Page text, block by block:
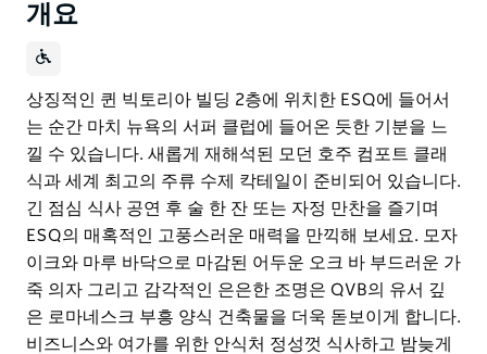
개요
상징적인 퀸 빅토리아 빌딩 2층에 위치한 ESQ에 들어서
는 순간 마치 뉴욕의 서퍼 클럽에 들어온 듯한 기분을 느
낄 수 있습니다. 새롭게 재해석된 모던 호주 컴포트 클래
식과 세계 최고의 주류 수제 칵테일이 준비되어 있습니다.
긴 점심 식사 공연 후 술 한 잔 또는 자정 만찬을 즐기며
ESQ의 매혹적인 고풍스러운 매력을 만끽해 보세요. 모자
이크와 마루 바닥으로 마감된 어두운 오크 바 부드러운 가
죽 의자 그리고 감각적인 은은한 조명은 QVB의 유서 깊
은 로마네스크 부흥 양식 건축물을 더욱 돋보이게 합니다.
비즈니스와 여가를 위한 안식처 정성껏 식사하고 밤늦게